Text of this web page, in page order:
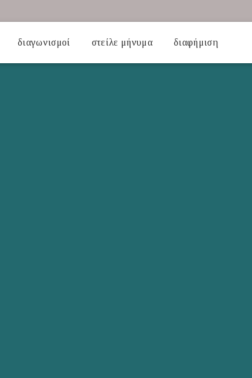
διαγωνισμοί στείλε μήνυμα διαφήμιση